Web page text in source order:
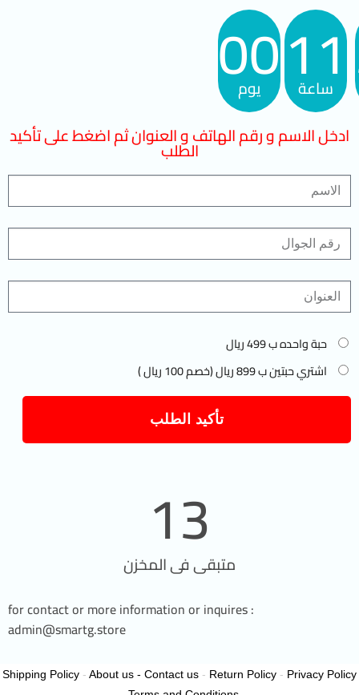
00
يوم 11
ساعة
ادخل الاسم و رقم الهاتف و العنوان ثم اضغط على تأكيد
الطلب
حبة واحده ب 499 ريال
اشتري حبتين ب 899 ريال (خصم 100 ريال )
تأكيد الطلب
متبقى فى المخزن
13
for contact or more information or inquires :
admin@smartg.store
Shipping Policy - About us - Contact us - Return Policy - Privacy Policy